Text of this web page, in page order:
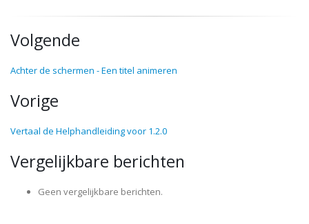
Volgende
Achter de schermen - Een titel animeren
Vorige
Vertaal de Helphandleiding voor 1.2.0
Vergelijkbare berichten
Geen vergelijkbare berichten.